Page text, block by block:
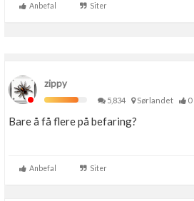
Anbefal Siter
zippy
5,834
Sørlandet 0
Bare å få flere på befaring?
Anbefal Siter